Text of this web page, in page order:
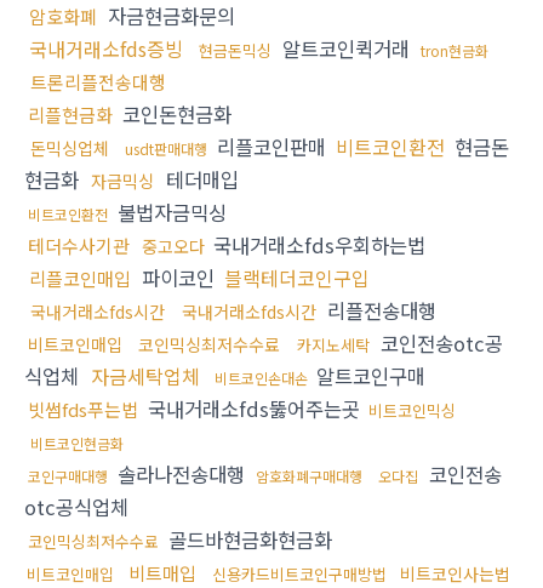
암호화폐 자금현금화문의
국내거래소fds증빙
현금돈믹싱 알트코인퀵거래 tron현금화
트론리플전송대행
리플현금화 코인돈현금화
돈믹싱업체 usdt판매대행 리플코인판매 비트코인환전 현금돈
현금화 자금믹싱 테더매입
비트코인환전 불법자금믹싱
테더수사기관 중고오다 국내거래소fds우회하는법
리플코인매입 파이코인 블랙테더코인구입
국내거래소fds시간 국내거래소fds시간 리플전송대행
비트코인매입 코인믹싱최저수수료 카지노세탁 코인전송otc공
식업체 자금세탁업체 비트코인손대손 알트코인구매
빗썸fds푸는법 국내거래소fds뚫어주는곳 비트코인믹싱
비트코인현금화
코인구매대행 솔라나전송대행 암호화폐구매대행 오다집 코인전송
otc공식업체
코인믹싱최저수수료 골드바현금화현금화
비트코인매입 비트매입 신용카드비트코인구매방법 비트코인사는법